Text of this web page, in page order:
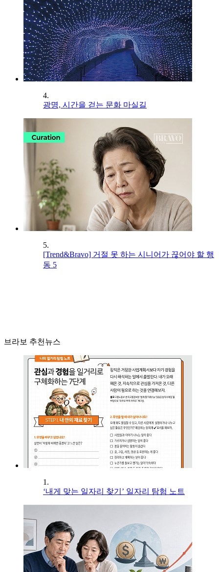
4.
광명, 시간을 걷는 문화 마실길
5.
[Trend&Bravo] 거절 못 하는 시니어가 끊어야 할 행
동 5
브라보 추천뉴스
1.
‘내게 맞는 일자리 찾기’ 일자리 탐험 노트